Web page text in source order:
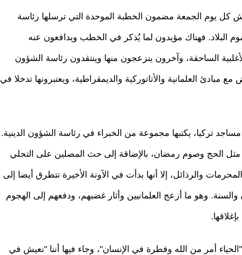
كل يوم الجمعة مضمون الخطبة الموحدة التي ترسلها رئاسة
البلاد. فهناك مؤيدون لما يُذكر في الخطب ويدافعون عنه
الساحقة، وآخرون ينزعجون منها وينتقدون رئاسة الشؤون
مبادئ العلمانية والأتاتوركية والديمقراطية، ويعتبرونها تدخلا في
تركيا، يكتبها مجموعة من الخبراء في رئاسة الشؤون الدينية.
مثل الحج وصوم رمضان، بالإضاقة إلى حث المصلين على التحلي
والرذائل، إلا أنها بدأت في الآونة الأخيرة تتطرق أيضا إلى
وهو ما أزعج العلمانيين وأثار غضبهم، ودفعهم إلى الهجوم
أمر من الله وفطرة في الإنسان"، وجاء فيها أننا "نعيش في